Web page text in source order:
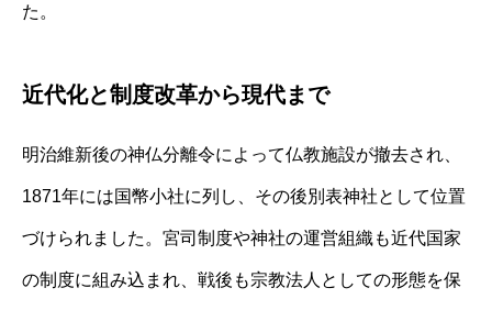
た。
近代化と制度改革から現代まで
明治維新後の神仏分離令によって仏教施設が撤去され、
1871年には国幣小社に列し、その後別表神社として位置
づけられました。宮司制度や神社の運営組織も近代国家
の制度に組み込まれ、戦後も宗教法人としての形態を保